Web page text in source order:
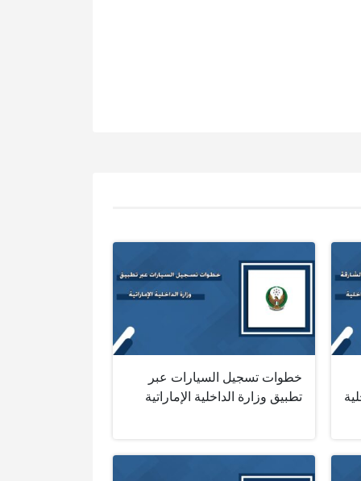
خطوات تسجيل السيارات عبر
تطبيق وزارة الداخلية الإماراتية